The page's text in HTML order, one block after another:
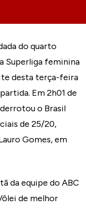
do quarto
Superliga feminina
desta terça-feira
Em 2h01 de
o Brasil
de 25/20,
Gomes, em
da equipe do ABC
de melhor